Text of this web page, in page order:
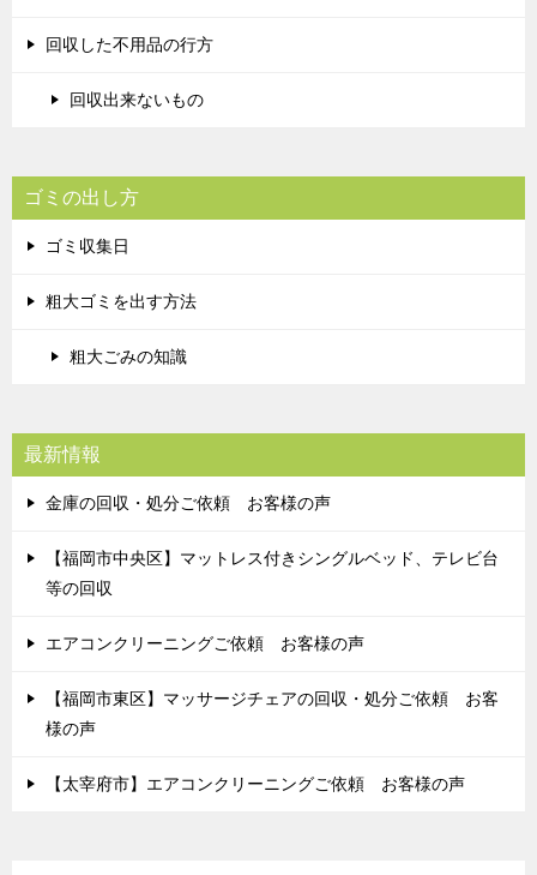
回収した不用品の行方
回収出来ないもの
ゴミの出し方
ゴミ収集日
粗大ゴミを出す方法
粗大ごみの知識
最新情報
金庫の回収・処分ご依頼 お客様の声
【福岡市中央区】マットレス付きシングルベッド、テレビ台
等の回収
エアコンクリーニングご依頼 お客様の声
【福岡市東区】マッサージチェアの回収・処分ご依頼 お客
様の声
【太宰府市】エアコンクリーニングご依頼 お客様の声